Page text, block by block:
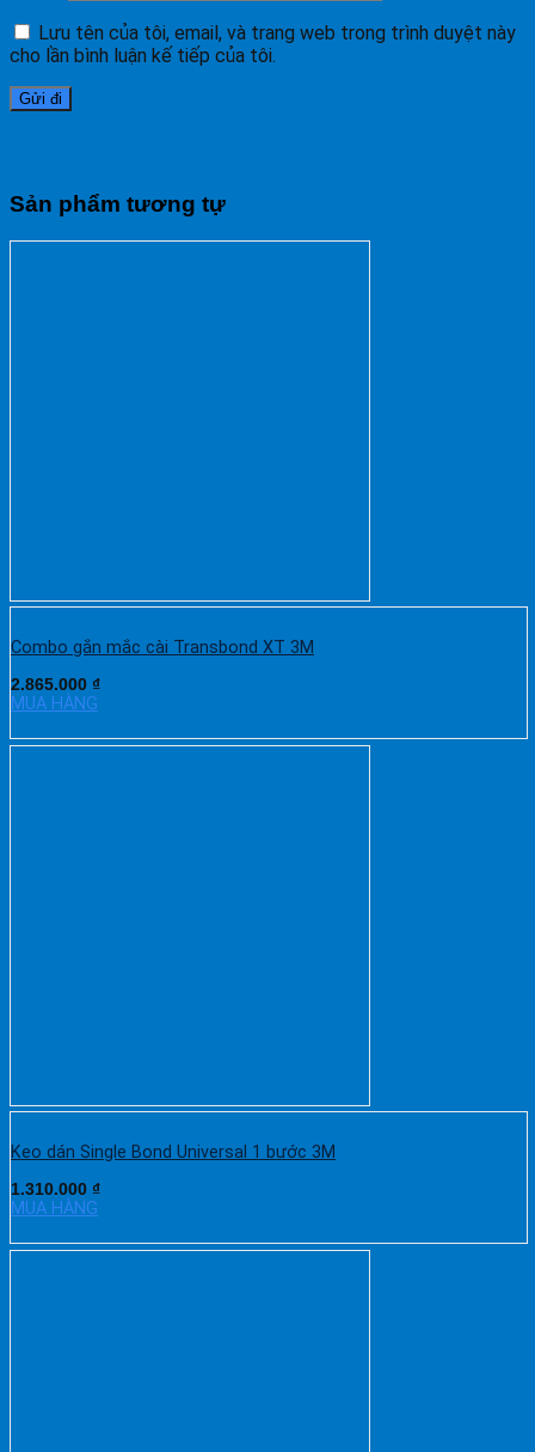
Lưu tên của tôi, email, và trang web trong trình duyệt này
cho lần bình luận kế tiếp của tôi.
Sản phẩm tương tự
Combo gắn mắc cài Transbond XT 3M
2.865.000 ₫
MUA HÀNG
Keo dán Single Bond Universal 1 bước 3M
1.310.000 ₫
MUA HÀNG